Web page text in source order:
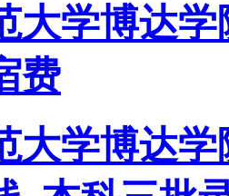
大学博达
费
大学博达